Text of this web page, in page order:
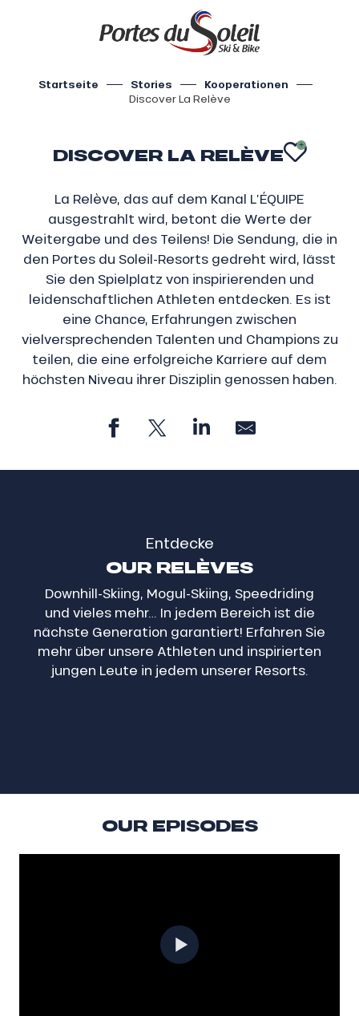
Startseite Stories
Kooperationen
Discover La Relève
DISCOVER LA RELÈVE
La Relève, das auf dem Kanal L’ÉQUIPE
ausgestrahlt wird, betont die Werte der
Weitergabe und des Teilens! Die Sendung, die in
den Portes du Soleil-Resorts gedreht wird, lässt
Sie den Spielplatz von inspirierenden und
leidenschaftlichen Athleten entdecken. Es ist
eine Chance, Erfahrungen zwischen
vielversprechenden Talenten und Champions zu
teilen, die eine erfolgreiche Karriere auf dem
höchsten Niveau ihrer Disziplin genossen haben.
Entdecke
OUR RELÈVES
Downhill-Skiing, Mogul-Skiing, Speedriding
und vieles mehr… In jedem Bereich ist die
nächste Generation garantiert! Erfahren Sie
mehr über unsere Athleten und inspirierten
jungen Leute in jedem unserer Resorts.
OUR EPISODES